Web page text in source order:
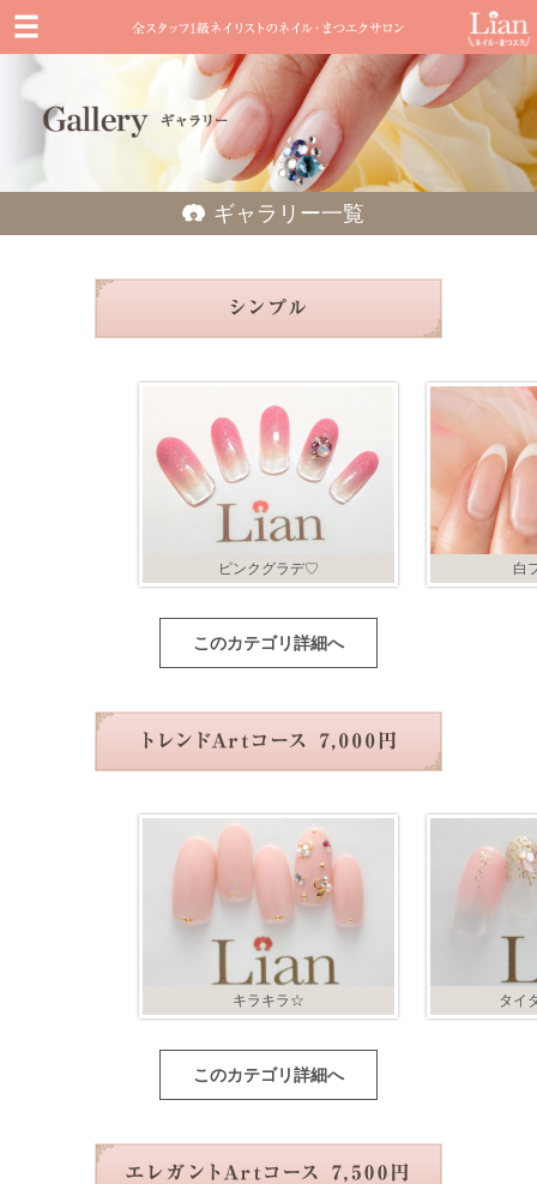
ギャラリー一覧
ピンクグラデ♡ 白
このカテゴリ詳細へ
キラキラ☆ タイ
このカテゴリ詳細へ